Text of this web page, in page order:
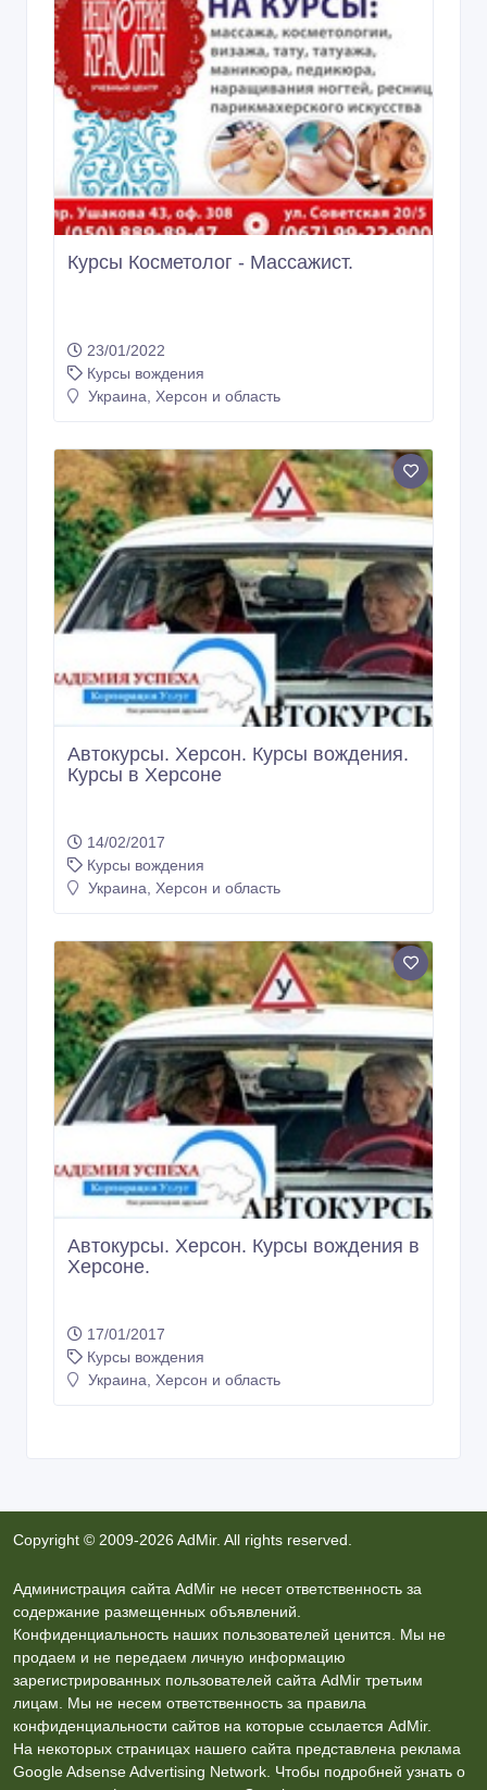
Курсы Косметолог - Массажист.
23/01/2022
Курсы вождения
Украина, Херсон и область
Автокурсы. Херсон. Курсы вождения.
Курсы в Херсоне
14/02/2017
Курсы вождения
Украина, Херсон и область
Автокурсы. Херсон. Курсы вождения в
Херсоне.
17/01/2017
Курсы вождения
Украина, Херсон и область
Copyright © 2009-2026 AdMir. All rights reserved.
Администрация сайта AdMir не несет ответственность за
содержание размещенных объявлений.
Конфиденциальность наших пользователей ценится. Мы не
продаем и не передаем личную информацию
зарегистрированных пользователей сайта AdMir третьим
лицам. Мы не несем ответственность за правила
конфиденциальности сайтов на которые ссылается AdMir.
На некоторых страницах нашего сайта представлена реклама
Google Adsense Advertising Network. Чтобы подробней узнать о